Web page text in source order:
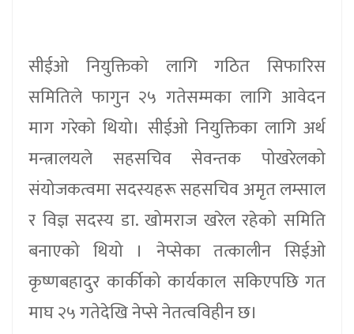
सीईओ नियुक्तिको लागि गठित सिफारिस
समितिले फागुन २५ गतेसम्मका लागि आवेदन
माग गरेको थियो। सीईओ नियुक्तिका लागि अर्थ
मन्त्रालयले सहसचिव सेवन्तक पोखरेलको
संयोजकत्वमा सदस्यहरू सहसचिव अमृत लम्साल
र विज्ञ सदस्य डा. खोमराज खरेल रहेको समिति
बनाएको थियो । नेप्सेका तत्कालीन सिईओ
कृष्णबहादुर कार्कीको कार्यकाल सकिएपछि गत
माघ २५ गतेदेखि नेप्से नेतत्वविहीन छ।